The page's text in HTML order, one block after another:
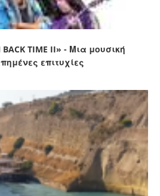
BACK TIME II» - Μια μουσική
επιτυχίες